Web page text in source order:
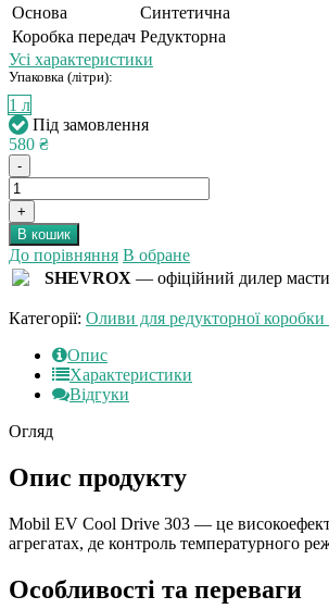
Основа
Синтетична
Коробка передач Редукторна
Усі характеристики
Упаковка (літри):
1 л
Під замовлення
580 ₴
-
+
В кошик
До порівняння В обране
SHEVROX — офіційний дилер
Категорії: Оливи для редукторної коробки
Опис
Характеристики
Відгуки
Огляд
Опис продукту
Mobil EV Cool Drive 303 — це
агрегатах, де контроль температурного
Особливості та переваги